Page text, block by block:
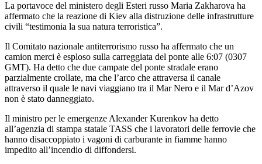
La portavoce del ministero degli Esteri russo Maria Zakharova ha
affermato che la reazione di Kiev alla distruzione delle infrastrutture
civili “testimonia la sua natura terroristica”.
Il Comitato nazionale antiterrorismo russo ha affermato che un
camion merci è esploso sulla carreggiata del ponte alle 6:07 (0307
GMT). Ha detto che due campate del ponte stradale erano
parzialmente crollate, ma che l’arco che attraversa il canale
attraverso il quale le navi viaggiano tra il Mar Nero e il Mar d’Azov
non è stato danneggiato.
Il ministro per le emergenze Alexander Kurenkov ha detto
all’agenzia di stampa statale TASS che i lavoratori delle ferrovie che
hanno disaccoppiato i vagoni di carburante in fiamme hanno
impedito all’incendio di diffondersi.